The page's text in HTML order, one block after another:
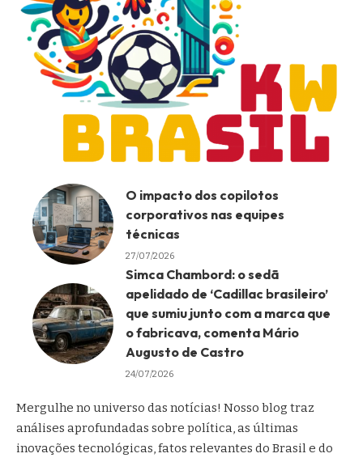
O impacto dos copilotos
corporativos nas equipes
técnicas
27/07/2026
Simca Chambord: o sedã
apelidado de ‘Cadillac brasileiro’
que sumiu junto com a marca que
o fabricava, comenta Mário
Augusto de Castro
24/07/2026
Mergulhe no universo das notícias! Nosso blog traz
análises aprofundadas sobre política, as últimas
inovações tecnológicas, fatos relevantes do Brasil e do